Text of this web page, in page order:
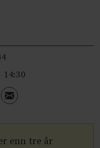
14:30
enn tre år